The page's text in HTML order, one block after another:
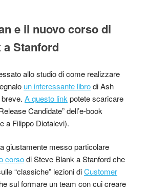
e il nuovo corso di
Stanford
allo studio di come realizzare
un interessante librodi Ash
A questo link potete scaricare
Candidate” dell’e-book
a Filippo Diotalevi).
giustamente messo particolare
corsodi Steve Blank a Stanford che
“classiche” lezioni diCustomer
sul formare un team con cui creare